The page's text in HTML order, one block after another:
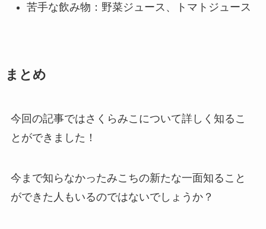
苦手な飲み物：野菜ジュース、トマトジュース
まとめ
今回の記事ではさくらみこについて詳しく知るこ
とができました！
今まで知らなかったみこちの新たな一面知ること
ができた人もいるのではないでしょうか？